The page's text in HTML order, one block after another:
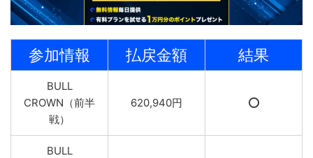
参加情報 払戻金額 結果
BULL
CROWN（前半
戦）
620,940円 ⭕️
BULL